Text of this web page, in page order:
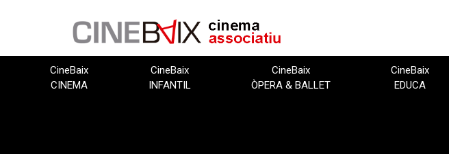
CineBaix
CINEMA
CineBaix
INFANTIL
CineBaix
ÒPERA & BALLET
CineBaix
EDUCA